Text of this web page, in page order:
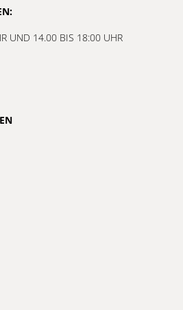
UND 14.00 BIS 18:00 UHR